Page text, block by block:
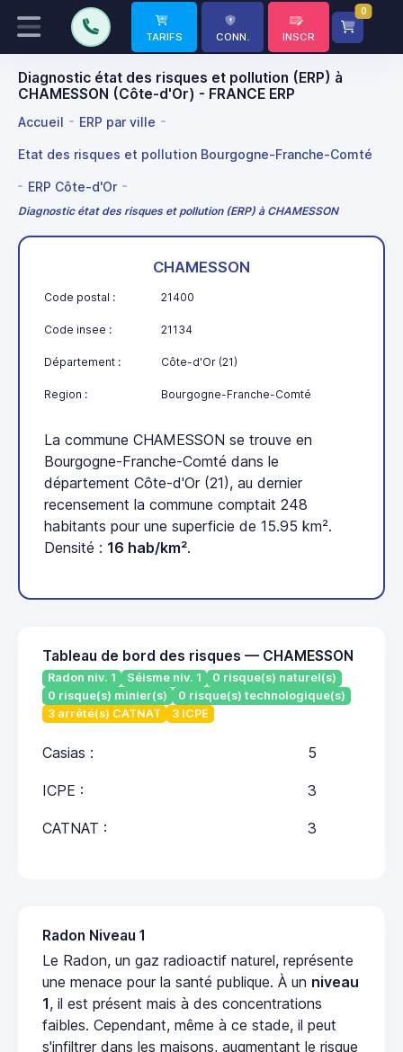
TARIFS CONN. INSCR
0
Diagnostic état des risques et pollution (ERP) à
CHAMESSON (Côte-d'Or) - FRANCE ERP
Accueil ERP par ville
Etat des risques et pollution Bourgogne-Franche-Comté
ERP Côte-d'Or
Diagnostic état des risques et pollution (ERP) à CHAMESSON
CHAMESSON
Code postal : 21400
Code insee : 21134
Département : Côte-d'Or (21)
Region : Bourgogne-Franche-Comté
La commune CHAMESSON se trouve en
Bourgogne-Franche-Comté dans le
département Côte-d'Or (21), au dernier
recensement la commune comptait 248
habitants pour une superficie de 15.95 km².
Densité : 16 hab/km².
Tableau de bord des risques — CHAMESSON
Radon niv. 1 Séisme niv. 1
0 risque(s) naturel(s)
0 risque(s) minier(s)
0 risque(s) technologique(s)
3 arrêté(s) CATNAT
3 ICPE
Casias : 5
ICPE : 3
CATNAT : 3
Radon Niveau 1
Le Radon, un gaz radioactif naturel, représente
une menace pour la santé publique. À un niveau
1, il est présent mais à des concentrations
faibles. Cependant, même à ce stade, il peut
s'infiltrer dans les maisons, augmentant le risque